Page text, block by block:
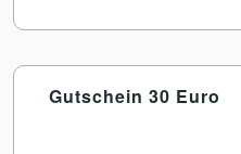
Gutschein 30 Euro